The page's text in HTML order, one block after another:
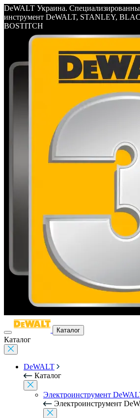
DeWALT Украина.
инструмент DeWALT, STANLEY,
BOSTITCH
Каталог
Каталог
DeWALT
Каталог
Электроинструмент
Электроинструмент